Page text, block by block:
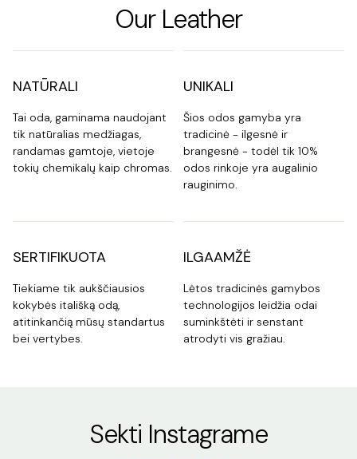
Our Leather
NATŪRALI
Tai oda, gaminama naudojant
tik natūralias medžiagas,
randamas gamtoje, vietoje
tokių chemikalų kaip chromas.
UNIKALI
Šios odos gamyba yra
tradicinė - ilgesnė ir
brangesnė - todėl tik 10%
odos rinkoje yra augalinio
rauginimo.
SERTIFIKUOTA
Tiekiame tik aukščiausios
kokybės itališką odą,
atitinkančią mūsų standartus
bei vertybes.
ILGAAMŽĖ
Lėtos tradicinės gamybos
technologijos leidžia odai
suminkštėti ir senstant
atrodyti vis gražiau.
Sekti Instagrame